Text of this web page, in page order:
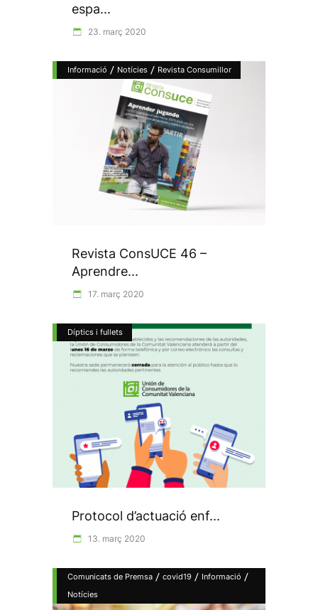
espa...
23. març 2020
Informació / Notícies / Revista Consumillor
Revista ConsUCE 46 –
Aprendre...
17. març 2020
Díptics i fullets
Protocol d’actuació enf...
13. març 2020
Comunicats de Premsa / covid19 / Informació /
Notícies